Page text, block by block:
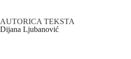
AUTORICA TEKSTA
Dijana Ljubanović